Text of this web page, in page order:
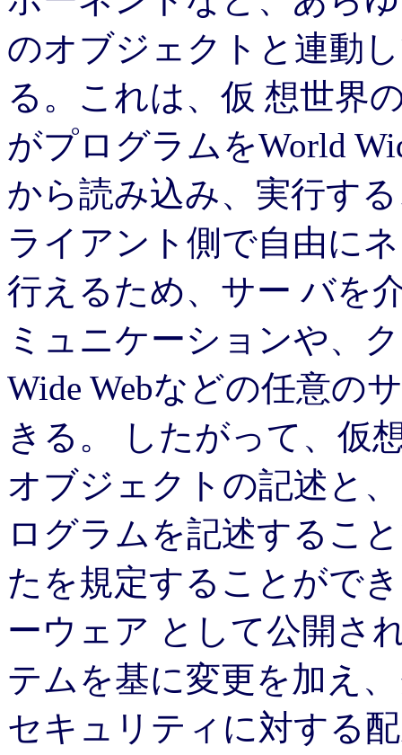
のオブジェクトと連動
る。これは、仮 想世界
がプログラムをWorld
から読み込み、実行す
ライアント側で自由に
行えるため、サー バを
ミュニケーションや、
Wide Webなどの任意の
きる。 したがって、仮
オブジェクトの記述と
ログラムを記述するこ
たを規定することがで
ーウェア として公開さ
テムを基に変更を加え
セキュリティに対する